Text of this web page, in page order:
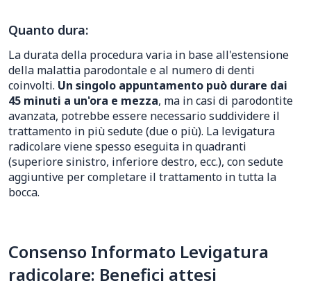
Quanto dura:
La durata della procedura varia in base all'estensione
della malattia parodontale e al numero di denti
coinvolti. Un singolo appuntamento può durare dai
45 minuti a un'ora e mezza, ma in casi di parodontite
avanzata, potrebbe essere necessario suddividere il
trattamento in più sedute (due o più). La levigatura
radicolare viene spesso eseguita in quadranti
(superiore sinistro, inferiore destro, ecc.), con sedute
aggiuntive per completare il trattamento in tutta la
bocca.
Consenso Informato Levigatura
radicolare: Benefici attesi